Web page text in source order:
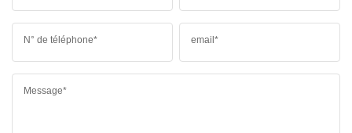
N° de téléphone* email*
Message*